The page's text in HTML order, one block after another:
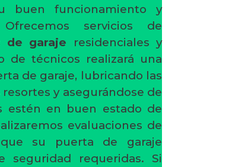
buen funcionamiento y
servicios de
de garaje residenciales y
de técnicos realizará una
de garaje, lubricando las
y asegurándose de
estén en buen estado de
evaluaciones de
su puerta de garaje
requeridas. Si